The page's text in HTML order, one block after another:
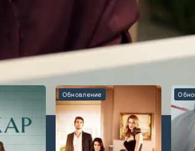
и одиночество. Она встречает
сложный выбор.
Обновление